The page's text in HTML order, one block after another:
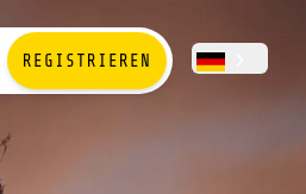
REGISTRIEREN